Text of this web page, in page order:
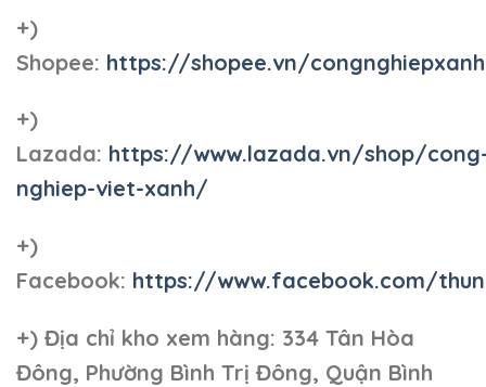
+)
Shopee: https://shopee.vn/
+)
Lazada: https://www.lazada.vn/shop/
nghiep-viet-xanh/
+)
Facebook: https://www.facebook.com/
+) Địa chỉ kho xem hàng: 334 Tân Hòa
Đông, Phường Bình Trị Đông, Quận Bình